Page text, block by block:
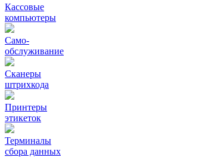
Кассовые
компьютеры
Само-
обслуживание
Сканеры
штрихкода
Принтеры
этикеток
Терминалы
сбора данных